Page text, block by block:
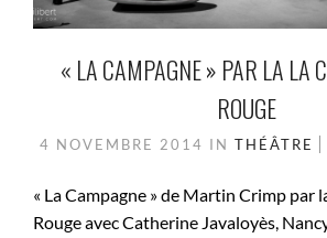
« LA CAMPAGNE » PAR LA LA
ROUGE
4 NOVEMBRE 2014 IN THÉÂTRE
« La Campagne » de Martin Crimp par
Rouge avec Catherine Javaloyès,